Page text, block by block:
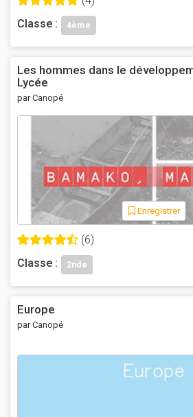
Classe :
4ème
Les hommes dans le
Lycée
par Canopé
Enregistrer
(6)
Classe :
2nde
Europe
par Canopé